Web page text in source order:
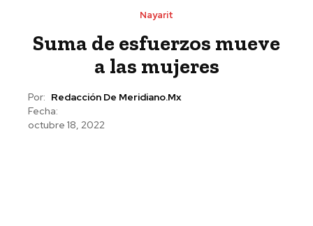
Nayarit
Suma de esfuerzos mueve
a las mujeres
Por: Redacción De Meridiano.mx
Fecha:
octubre 18, 2022